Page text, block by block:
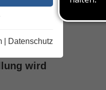
Datenschutz
wird